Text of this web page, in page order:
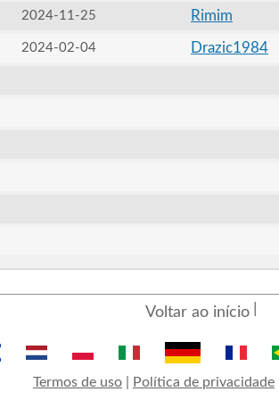
2024-11-25 Rimim
2024-02-04 Drazic1984
Voltar ao início
Termos de uso| Política de privacidade|